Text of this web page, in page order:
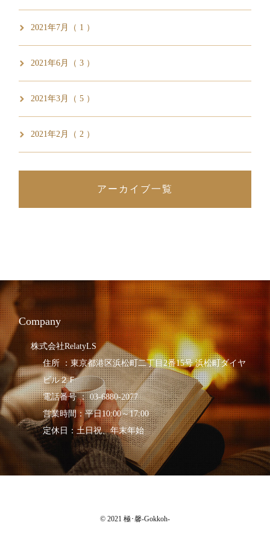
2021年7月（ 1 ）
2021年6月（ 3 ）
2021年3月（ 5 ）
2021年2月（ 2 ）
アーカイブ一覧
Company
株式会社RelatyLS
住所 ：東京都港区浜松町二丁目2番15号 浜松町ダイヤ
ビル２Ｆ
電話番号 ： 03-6880-2077
営業時間：平日10:00～17:00
定休日：土日祝、年末年始
© 2021 極･馨-Gokkoh-